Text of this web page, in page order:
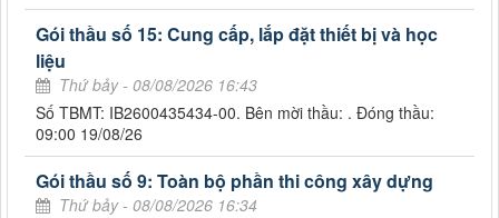
Gói thầu số 15: Cung cấp, lắp đặt thiết bị và học
liệu
Thứ bảy - 08/08/2026 16:43
Số TBMT: IB2600435434-00. Bên mời thầu: . Đóng thầu:
09:00 19/08/26
Gói thầu số 9: Toàn bộ phần thi công xây dựng
Thứ bảy - 08/08/2026 16:34